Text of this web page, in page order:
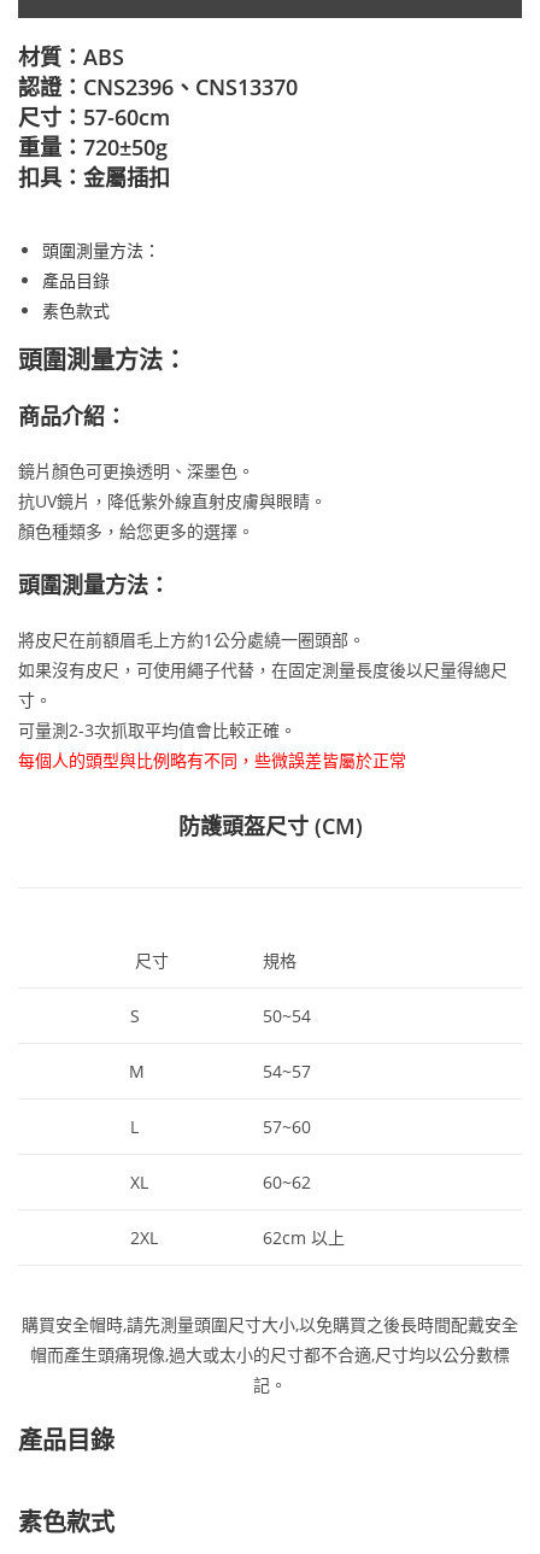
材質：ABS
認證：CNS2396、CNS13370
尺寸：57-60cm
重量：720±50g
扣具：金屬插扣
頭圍測量方法：
產品目錄
素色款式
頭圍測量方法：
商品介紹：
鏡片顏色可更換透明、深墨色。
抗UV鏡片，降低紫外線直射皮膚與眼睛。
顏色種類多，給您更多的選擇。
頭圍測量方法：
將皮尺在前額眉毛上方約1公分處繞一圈頭部。
如果沒有皮尺，可使用繩子代替，在固定測量長度後以尺量得總尺
寸。
可量測2-3次抓取平均值會比較正確。
每個人的頭型與比例略有不同，些微誤差皆屬於正常
防護頭盔尺寸 (CM)
尺寸 規格
S 50~54
M 54~57
L 57~60
XL 60~62
2XL 62cm 以上
購買安全帽時,請先測量頭圍尺寸大小,以免購買之後長時間配戴安全
帽而產生頭痛現像,過大或太小的尺寸都不合適,尺寸均以公分數標
記。
產品目錄
素色款式